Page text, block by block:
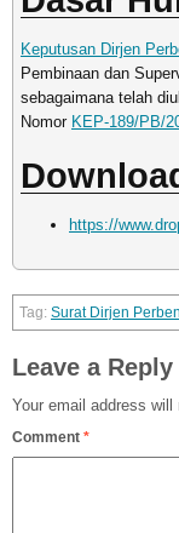
Keputusan Dirjen
Pembinaan dan
sebagaimana telah
Nomor KEP-189/PB/
https://
Surat Dirjen
Leave a Reply
Your email address will
Comment *